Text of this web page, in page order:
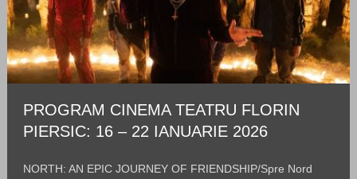
PROGRAM CINEMA TEATRU FLORIN
PIERSIC: 16 – 22 IANUARIE 2026
NORTH: AN EPIC JOURNEY OF FRIENDSHIP/Spre Nord